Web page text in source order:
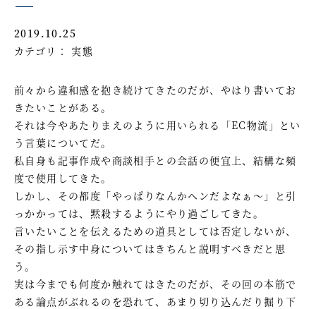
2019.10.25
カテゴリ： 実態
前々から違和感を抱き続けてきたのだが、やはり書いてお
きたいことがある。
それは今やあたりまえのように用いられる「EC物流」とい
う言葉についてだ。
私自身も記事作成や商談相手との会話の便宜上、結構な頻
度で使用してきた。
しかし、その都度「やっぱりなんかヘンだよなぁ～」と引
っかかっては、黙殺するようにやり過ごしてきた。
言いたいことを伝えるための道具としては否定しないが、
その指し示す中身についてはきちんと説明すべきだと思
う。
実は今までも何度か触れてはきたのだが、その回の本筋で
ある論点がぶれるのを恐れて、あまり切り込んだり掘り下